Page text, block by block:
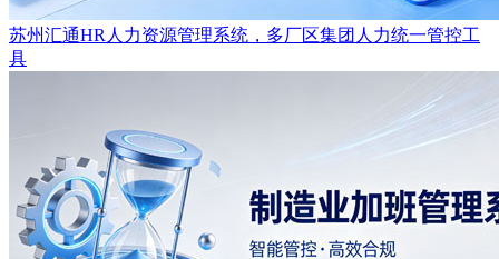
苏州汇通HR人力资源管理系统，多厂区集团人力统一管控工
具